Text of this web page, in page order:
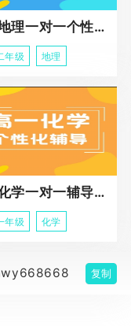
高二地理一对一个性化冲刺辅导课程
年级 地理
高三化学一对一辅导课程
年级 化学
复制